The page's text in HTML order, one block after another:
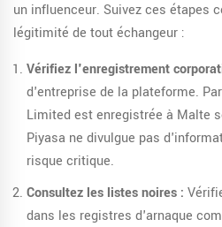
un influenceur. Suivez ces étapes
légitimité de tout échangeur :
Vérifiez l'enregistrement
d'entreprise de la plateforme.
Limited est enregistrée à Malte
Piyasa ne divulgue pas
risque critique.
Consultez les listes noires :
dans les registres d'arnaque